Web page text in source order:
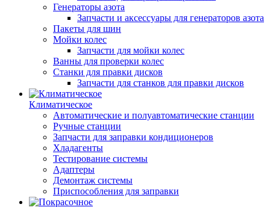
Генераторы азота
Запчасти и аксессуары для генераторов азота
Пакеты для шин
Мойки колес
Запчасти для мойки колес
Ванны для проверки колес
Станки для правки дисков
Запчасти для станков для правки дисков
Климатическое
Автоматические и полуавтоматические станции
Ручные станции
Запчасти для заправки кондиционеров
Хладагенты
Тестирование системы
Адаптеры
Демонтаж системы
Приспособления для заправки